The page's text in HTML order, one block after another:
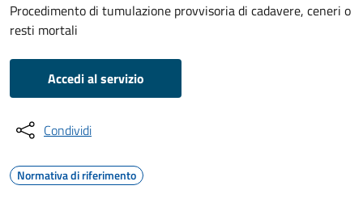
Procedimento di tumulazione provvisoria di cadavere, ceneri o
resti mortali
Accedi al servizio
Condividi
Normativa di riferimento